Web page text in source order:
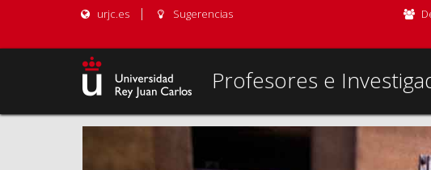
urjc.es Sugerencias
Profesores e